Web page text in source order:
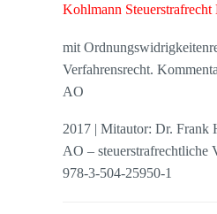
Kohlmann Steuerstrafrecht
mit
Verfahrensrecht.
AO
2017 | Mitautor: Dr. Frank
AO – steuerstrafrechtliche
978-3-504-25950-1